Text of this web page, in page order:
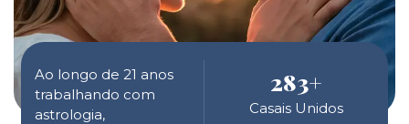
Ao longo de 21 anos
trabalhando com
astrologia,
283+
Casais Unidos